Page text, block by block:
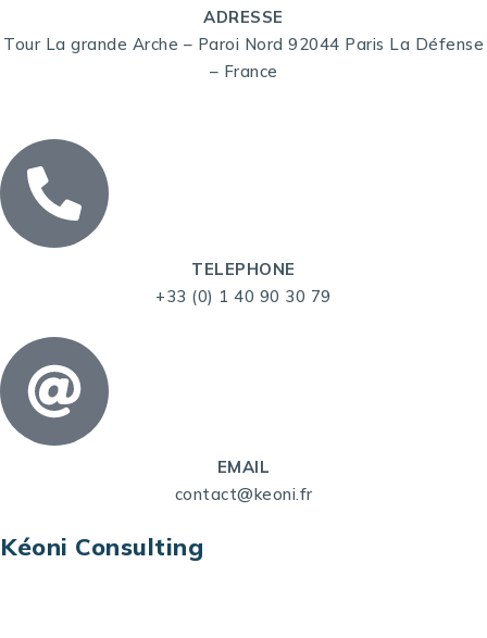
ADRESSE
Tour La grande Arche – Paroi Nord 92044 Paris La Défense
– France
TELEPHONE
+33 (0) 1 40 90 30 79
EMAIL
contact@keoni.fr
Kéoni Consulting